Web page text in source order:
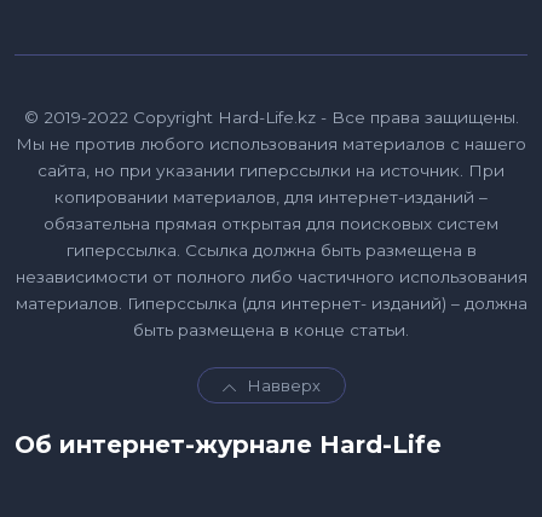
© 2019-2022 Copyright Hard-Life.kz - Все права защищены.
Мы не против любого использования материалов с нашего
сайта, но при указании гиперссылки на источник. При
копировании материалов, для интернет-изданий –
обязательна прямая открытая для поисковых систем
гиперссылка. Ссылка должна быть размещена в
независимости от полного либо частичного использования
материалов. Гиперссылка (для интернет- изданий) – должна
быть размещена в конце статьи.
Навверх
Об интернет-журнале Hard-Life